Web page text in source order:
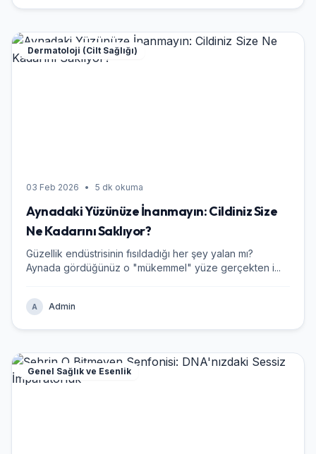
Dermatoloji (Cilt Sağlığı)
03 Feb 2026 • 5 dk okuma
Aynadaki Yüzünüze İnanmayın: Cildiniz Size
Ne Kadarını Saklıyor?
Güzellik endüstrisinin fısıldadığı her şey yalan mı?
Aynada gördüğünüz o "mükemmel" yüze gerçekten i...
A Admin
Genel Sağlık ve Esenlik